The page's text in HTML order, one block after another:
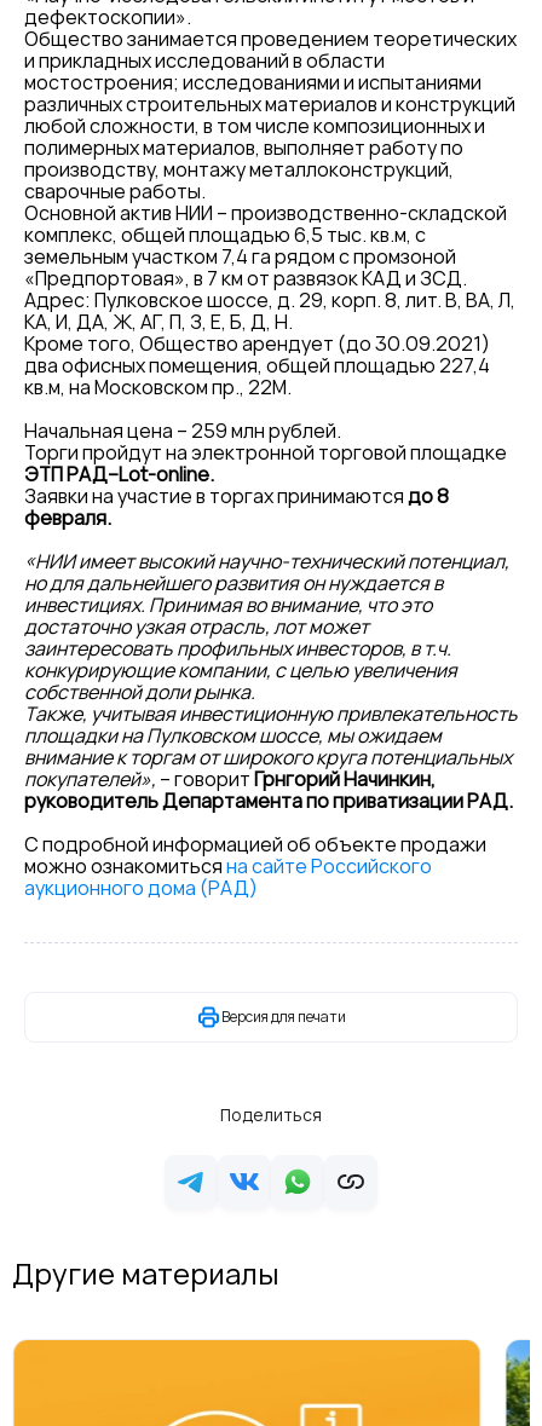
дефектоскопии».
Общество занимается проведением теоретических
и прикладных исследований в области
мостостроения; исследованиями и испытаниями
различных строительных материалов и конструкций
любой сложности, в том числе композиционных и
полимерных материалов, выполняет работу по
производству, монтажу металлоконструкций,
сварочные работы.
Основной актив НИИ – производственно-складской
комплекс, общей площадью 6,5 тыс. кв.м, с
земельным участком 7,4 га рядом с промзоной
«Предпортовая», в 7 км от развязок КАД и ЗСД.
Адрес: Пулковское шоссе, д. 29, корп. 8, лит. В, ВА, Л,
КА, И, ДА, Ж, АГ, П, З, Е, Б, Д, Н.
Кроме того, Общество арендует (до 30.09.2021)
два офисных помещения, общей площадью 227,4
кв.м, на Московском пр., 22М.
Начальная цена – 259 млн рублей.
Торги пройдут на электронной торговой площадке
ЭТП РАД–Lot-online.
Заявки на участие в торгах принимаютсядо 8
февраля.
«НИИ имеет высокий научно-технический потенциал,
но для дальнейшего развития он нуждается в
инвестициях. Принимая во внимание, что это
достаточно узкая отрасль, лот может
заинтересовать профильных инвесторов, в т.ч.
конкурирующие компании, с целью увеличения
собственной доли рынка.
Также, учитывая инвестиционную привлекательность
площадки на Пулковском шоссе, мы ожидаем
внимание к торгам от широкого круга потенциальных
покупателей», – говоритГрнгорий Начинкин,
руководитель Департамента по приватизации РАД.
С подробной информацией об объекте продажи
можно ознакомитьсяна сайте Российского
аукционного дома (РАД)
Версия для печати
Поделиться
Другие материалы